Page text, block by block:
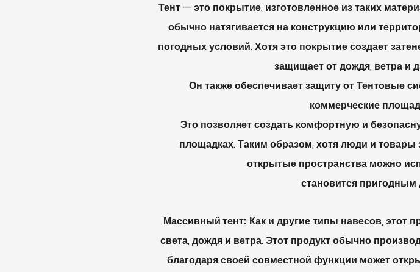
Тент — это покрытие, изготовленное из таких
обычно натягивается на конструкцию или
погодных условий. Хотя это покрытие создает
защищает от дождя, ветра и
Он также обеспечивает защиту от Тентовые
коммерческие
Это позволяет создать комфортную и
площадках. Таким образом, хотя люди и
открытые пространства можно
становится пригодным
Массивный тент: Как и другие типы навесов, этот
света, дождя и ветра. Этот продукт обычно
благодаря своей совместной функции может